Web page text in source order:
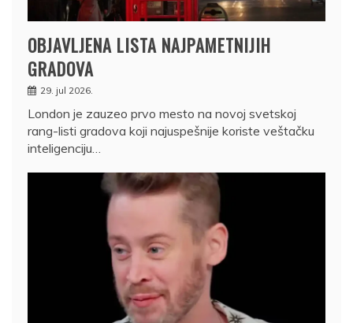
OBJAVLJENA LISTA NAJPAMETNIJIH
GRADOVA
29. jul 2026.
London je zauzeo prvo mesto na novoj svetskoj
rang-listi gradova koji najuspešnije koriste veštačku
inteligenciju…